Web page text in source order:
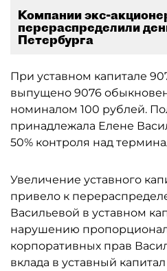
Компании экс-
перераспределили
Петербурга
При уставном капитале
выпущено 9076
номиналом 100 рублей.
принадлежала Елене
50% контроля над
Увеличение уставного
привело к
Васильевой в уставном
нарушению
корпоративных прав
вклада в уставный